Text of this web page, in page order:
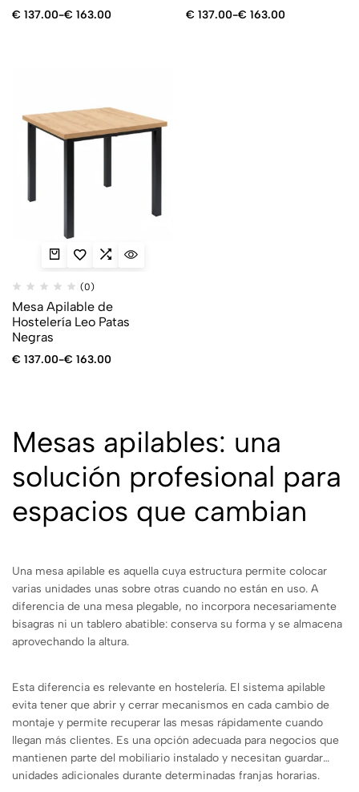
€ 137.00-€ 163.00 € 137.00-€ 163.00
(0)
Mesa Apilable de
Hostelería Leo Patas
Negras
€ 137.00-€ 163.00
Mesas apilables: una
solución profesional para
espacios que cambian
Una mesa apilable es aquella cuya estructura permite colocar
varias unidades unas sobre otras cuando no están en uso. A
diferencia de una mesa plegable, no incorpora necesariamente
bisagras ni un tablero abatible: conserva su forma y se almacena
aprovechando la altura.
Esta diferencia es relevante en hostelería. El sistema apilable
evita tener que abrir y cerrar mecanismos en cada cambio de
montaje y permite recuperar las mesas rápidamente cuando
llegan más clientes. Es una opción adecuada para negocios que
mantienen parte del mobiliario instalado y necesitan guardar
unidades adicionales durante determinadas franjas horarias.